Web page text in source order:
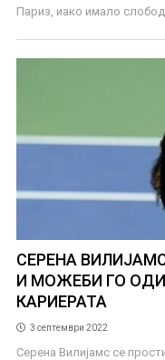
Париз, иако имало
СЕРЕНА
И МОЖЕБИ ГО
КАРИЕРАТА
3 септември 2022
Серена Вилијамс се